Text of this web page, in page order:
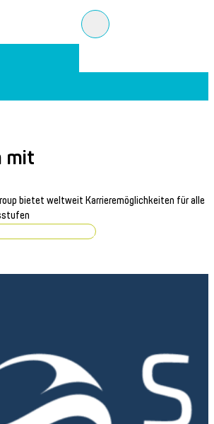
mit
bietet weltweit Karrieremöglichkeiten für alle
durchsuchen